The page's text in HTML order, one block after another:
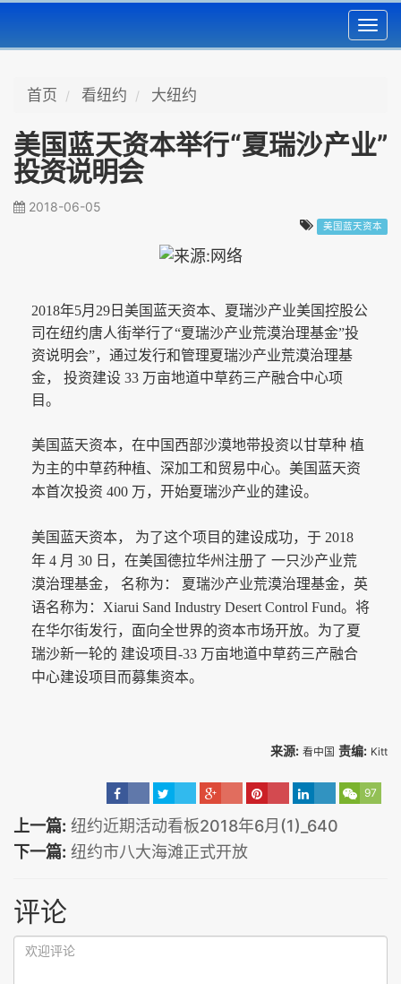
首页 看纽约 大纽约
美国蓝天资本举行“夏瑞沙产业”
投资说明会
2018-06-05
美国蓝天资本
2018年5月29日美国蓝天资本、夏瑞沙产业美国控股公
司在纽约唐人街举行了“夏瑞沙产业荒漠治理基金”投
资说明会”，通过发行和管理夏瑞沙产业荒漠治理基
金， 投资建设 33 万亩地道中草药三产融合中心项
目。
美国蓝天资本，在中国西部沙漠地带投资以甘草种 植
为主的中草药种植、深加工和贸易中心。美国蓝天资
本首次投资 400 万，开始夏瑞沙产业的建设。
美国蓝天资本， 为了这个项目的建设成功，于 2018
年 4 月 30 日，在美国德拉华州注册了 一只沙产业荒
漠治理基金， 名称为： 夏瑞沙产业荒漠治理基金，英
语名称为：Xiarui Sand Industry Desert Control Fund。将
在华尔街发行，面向全世界的资本市场开放。为了夏
瑞沙新一轮的 建设项目-33 万亩地道中草药三产融合
中心建设项目而募集资本。
来源: 看中国 责编: Kitt
97
上一篇: 纽约近期活动看板2018年6月(1)_640
下一篇: 纽约市八大海滩正式开放
评论